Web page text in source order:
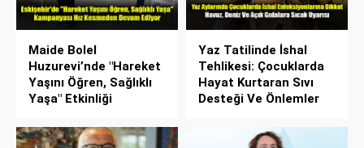
Maide Bolel
Huzurevi’nde "Hareket
Yaşını Öğren, Sağlıklı
Yaşa" Etkinliği
Yaz Tatilinde İshal
Tehlikesi: Çocuklarda
Hayat Kurtaran Sıvı
Desteği Ve Önlemler